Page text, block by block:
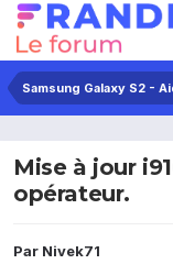
Samsung Galaxy S2 -
Mise à jour
opérateur.
Par Nivek71